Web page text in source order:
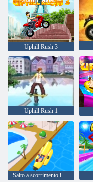
Uphill Rush 3
Uphill Rush 1
Salto a scorrimento in salita in salita